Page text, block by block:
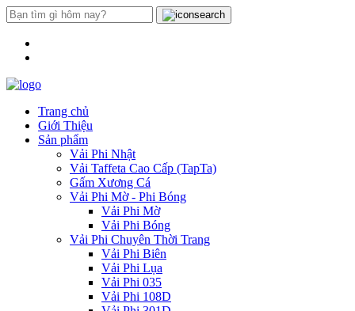
Trang chủ
Giới Thiệu
Sản phẩm
Vải Phi Nhật
Vải Taffeta Cao Cấp (TapTa)
Gấm Xương Cá
Vải Phi Mờ - Phi Bóng
Vải Phi Mờ
Vải Phi Bóng
Vải Phi Chuyên Thời Trang
Vải Phi Biên
Vải Phi Lụa
Vải Phi 035
Vải Phi 108D